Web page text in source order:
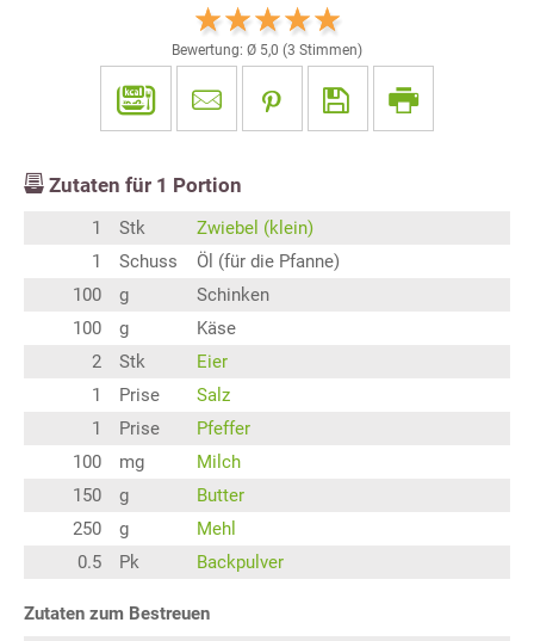
Bewertung: Ø 5,0 (3 Stimmen)
Zutaten für 1 Portion
1 Stk
Zwiebel (klein)
1
Schuss
Öl (für die Pfanne)
100
g
Schinken
100
g
Käse
2
Stk
Eier
1
Prise
Salz
1
Prise
Pfeffer
100
mg
Milch
150
g
Butter
250
g
Mehl
0.5
Pk Backpulver
Zutaten zum Bestreuen